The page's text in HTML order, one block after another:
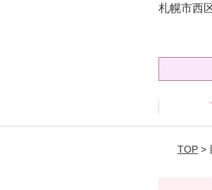
札幌市西
TOP>